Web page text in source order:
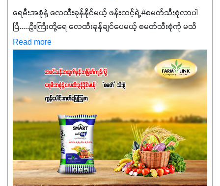
ရေမီးအစုံနဲ့ လေထီးခုန်နိုင်မယ့် ဖန်းလင့်ရဲ့ #စမတ်သီးစုံလာပါ
ပြီ.....ဦးကြီးတို့ရေ ‌လေထီးခုန်ချင်ပေမယ့် စမတ်သီးစုံကို မသိ
သေးရင်တော့ ဒီစာလေးကို ဆက်ဖတ်‌ပေးပါ #စမတ်သီးစုံဆိုတာ
အပင်တိုင်းအတွက် အဓိကအာဟာရNPK (19:7:8)နဲ့ #ဟူးမစ်
အက်စစ်တို့ အချိုးကျ ပေါင်းစပ်ထားတဲ့ ကွန်ပေါင်း
ဓာတ်မြေဩဇာဖြစ်ပါတယ်။ အဓိကအကျိုးကျေးဇူးတွေအနေနဲ့
ကတော့ နိုက်ထရိုဂျင် 19%ပါဝင်တဲ့အတွက် ကလိုရိုဖီးလ်ဖွဲ့စည်း
မှုကို အားပေးကာ သီးနှံပင်များ၏အရွက်များစိမ်းလန်းသန်စွမ်း
ပြီး အစာချက်လုပ်မှုအားကောင်းစေပါတယ်။ အပင်၏ပင်ပိုင်း
ကြီးထွားမှုကို တိုးမြင့်စေကာ အပင်သန်၍ အကြီးမြန်စေပါတယ်။
သင့်တော်တဲ့ Phosphorus 7%ပါဝင်မှုကြောင့် အပင်ရဲ့ အမြစ်
ဖွဲ့စည်းတည်ဆောက်မှုကို ပို၍သန်မာလာအောင် အားပေးပါ
တယ်။ ဒါ့အပြင် ပန်းပွင့်ခြင်း၊အသီးသီးခြင်း၊အစေ့တည်ခြင်း
Read more